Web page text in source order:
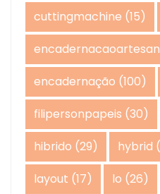
cuttingmachine (15)
encadernação (100)
filipersonpapeis (30)
hibrido (29) hybrid
layout (17) lo (26)